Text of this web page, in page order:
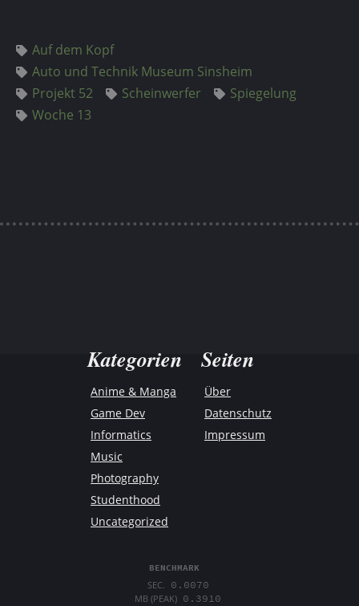
Auf dem Kopf
Auto und Technik Museum Sinsheim
Projekt 52
Scheinwerfer
Spiegelung
Woche 13
Kategorien
Anime & Manga
Game Dev
Informatics
Music
Photography
Studenthood
Uncategorized
Seiten
Über
Datenschutz
Impressum
BENCHMARK
SEC. 0.0070
MB (PEAK) 0.3910